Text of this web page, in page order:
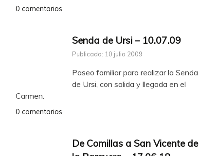
0 comentarios
Senda de Ursi – 10.07.09
Publicado: 10 julio 2009
Paseo familiar para realizar la Senda
de Ursi, con salida y llegada en el
Carmen.
0 comentarios
De Comillas a San Vicente de